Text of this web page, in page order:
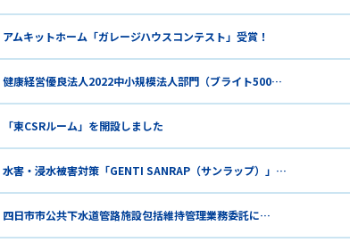
アムキットホーム「ガレージハウスコンテスト」受賞！
健康経営優良法人2022中小規模法人部門（ブライト500…
「東CSRルーム」を開設しました
水害・浸水被害対策「GENTI SANRAP（サンラップ）」…
四日市市公共下水道管路施設包括維持管理業務委託に…